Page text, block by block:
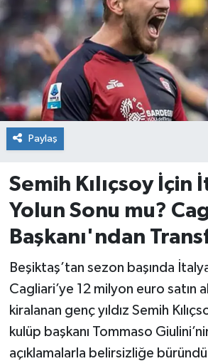
Paylaş
Semih Kılıçsoy İçin
Yolun Sonu mu?
Başkanı'ndan
Beşiktaş’tan sezon başında
Cagliari’ye 12 milyon euro satın
kiralanan genç yıldız Semih
kulüp başkanı Tommaso
açıklamalarla belirsizliğe
EĞİTİM
EKONOMİ
Erdek
Gömeç
İvrindi
KENT GÜNDEMİ
Kepsut
KÜLTÜR-SANAT